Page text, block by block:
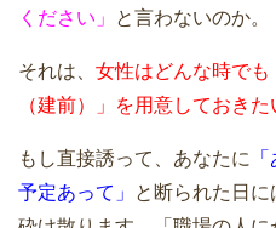
ください」
と言わないのか。
それは、 女性はどんな時で
（建前）」を用意しておき
もし直接誘って、あなたに
予定あって」
と断られた日